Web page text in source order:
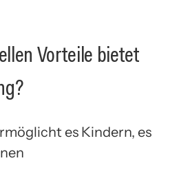
Vorteile bietet
es Kindern, es